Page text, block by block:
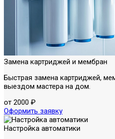
Замена картриджей и мембран
Быстрая замена картриджей,
выездом мастера на дом.
от 2000 ₽
Оформить заявку
Настройка автоматики